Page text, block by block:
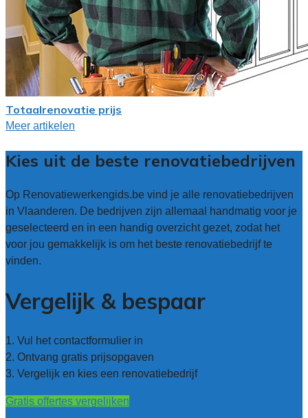
Totaalrenovatie prijs
Meer artikelen
Kies uit de beste renovatiebedrijven
Op Renovatiewerkengids.be vind je alle renovatiebedrijven
in Vlaanderen. De bedrijven zijn allemaal handmatig voor je
geselecteerd en in een handig overzicht gezet, zodat het
voor jou gemakkelijk is om het beste renovatiebedrijf te
vinden.
Vergelijk & bespaar
1. Vul het contactformulier in
2. Ontvang gratis prijsopgaven
3. Vergelijk en kies een renovatiebedrijf
Gratis offertes vergelijken